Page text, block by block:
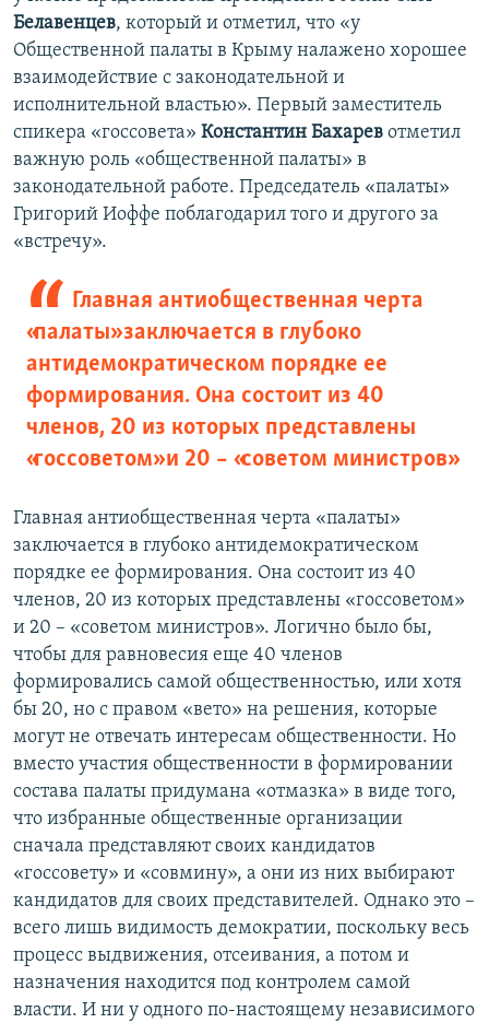
Белавенцев, который и отметил, что «у
Общественной палаты в Крыму налажено хорошее
взаимодействие с законодательной и
исполнительной властью». Первый заместитель
спикера «госсовета» Константин Бахарев отметил
важную роль «общественной палаты» в
законодательной работе. Председатель «палаты»
Григорий Иоффе поблагодарил того и другого за
«встречу».
Главная антиобщественная черта
«палаты» заключается в глубоко
антидемократическом порядке ее
формирования. Она состоит из 40
членов, 20 из которых представлены
«госсоветом» и 20 – «советом министров»
Главная антиобщественная черта «палаты»
заключается в глубоко антидемократическом
порядке ее формирования. Она состоит из 40
членов, 20 из которых представлены «госсоветом»
и 20 – «советом министров». Логично было бы,
чтобы для равновесия еще 40 членов
формировались самой общественностью, или хотя
бы 20, но с правом «вето» на решения, которые
могут не отвечать интересам общественности. Но
вместо участия общественности в формировании
состава палаты придумана «отмазка» в виде того,
что избранные общественные организации
сначала представляют своих кандидатов
«госсовету» и «совмину», а они из них выбирают
кандидатов для своих представителей. Однако это –
всего лишь видимость демократии, поскольку весь
процесс выдвижения, отсеивания, а потом и
назначения находится под контролем самой
власти. И ни у одного по-настоящему независимого